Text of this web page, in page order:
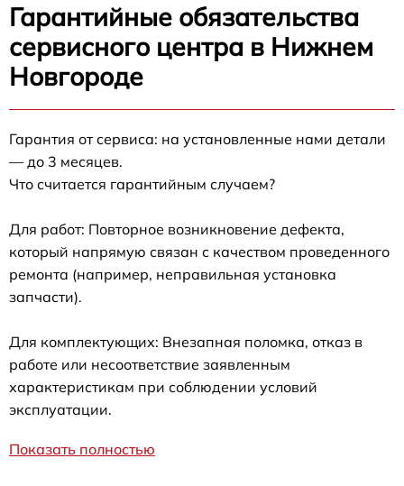
Гарантийные обязательства
сервисного центра в Нижнем
Новгороде
Гарантия от сервиса: на установленные нами детали
— до 3 месяцев.
Что считается гарантийным случаем?
Для работ: Повторное возникновение дефекта,
который напрямую связан с качеством проведенного
ремонта (например, неправильная установка
запчасти).
Для комплектующих: Внезапная поломка, отказ в
работе или несоответствие заявленным
характеристикам при соблюдении условий
эксплуатации.
Показать полностью